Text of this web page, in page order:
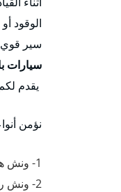
الوقود
سير قوي
سيارات
يقدم
نؤمن
1- ونش هيدروليك
2- ونش رفع